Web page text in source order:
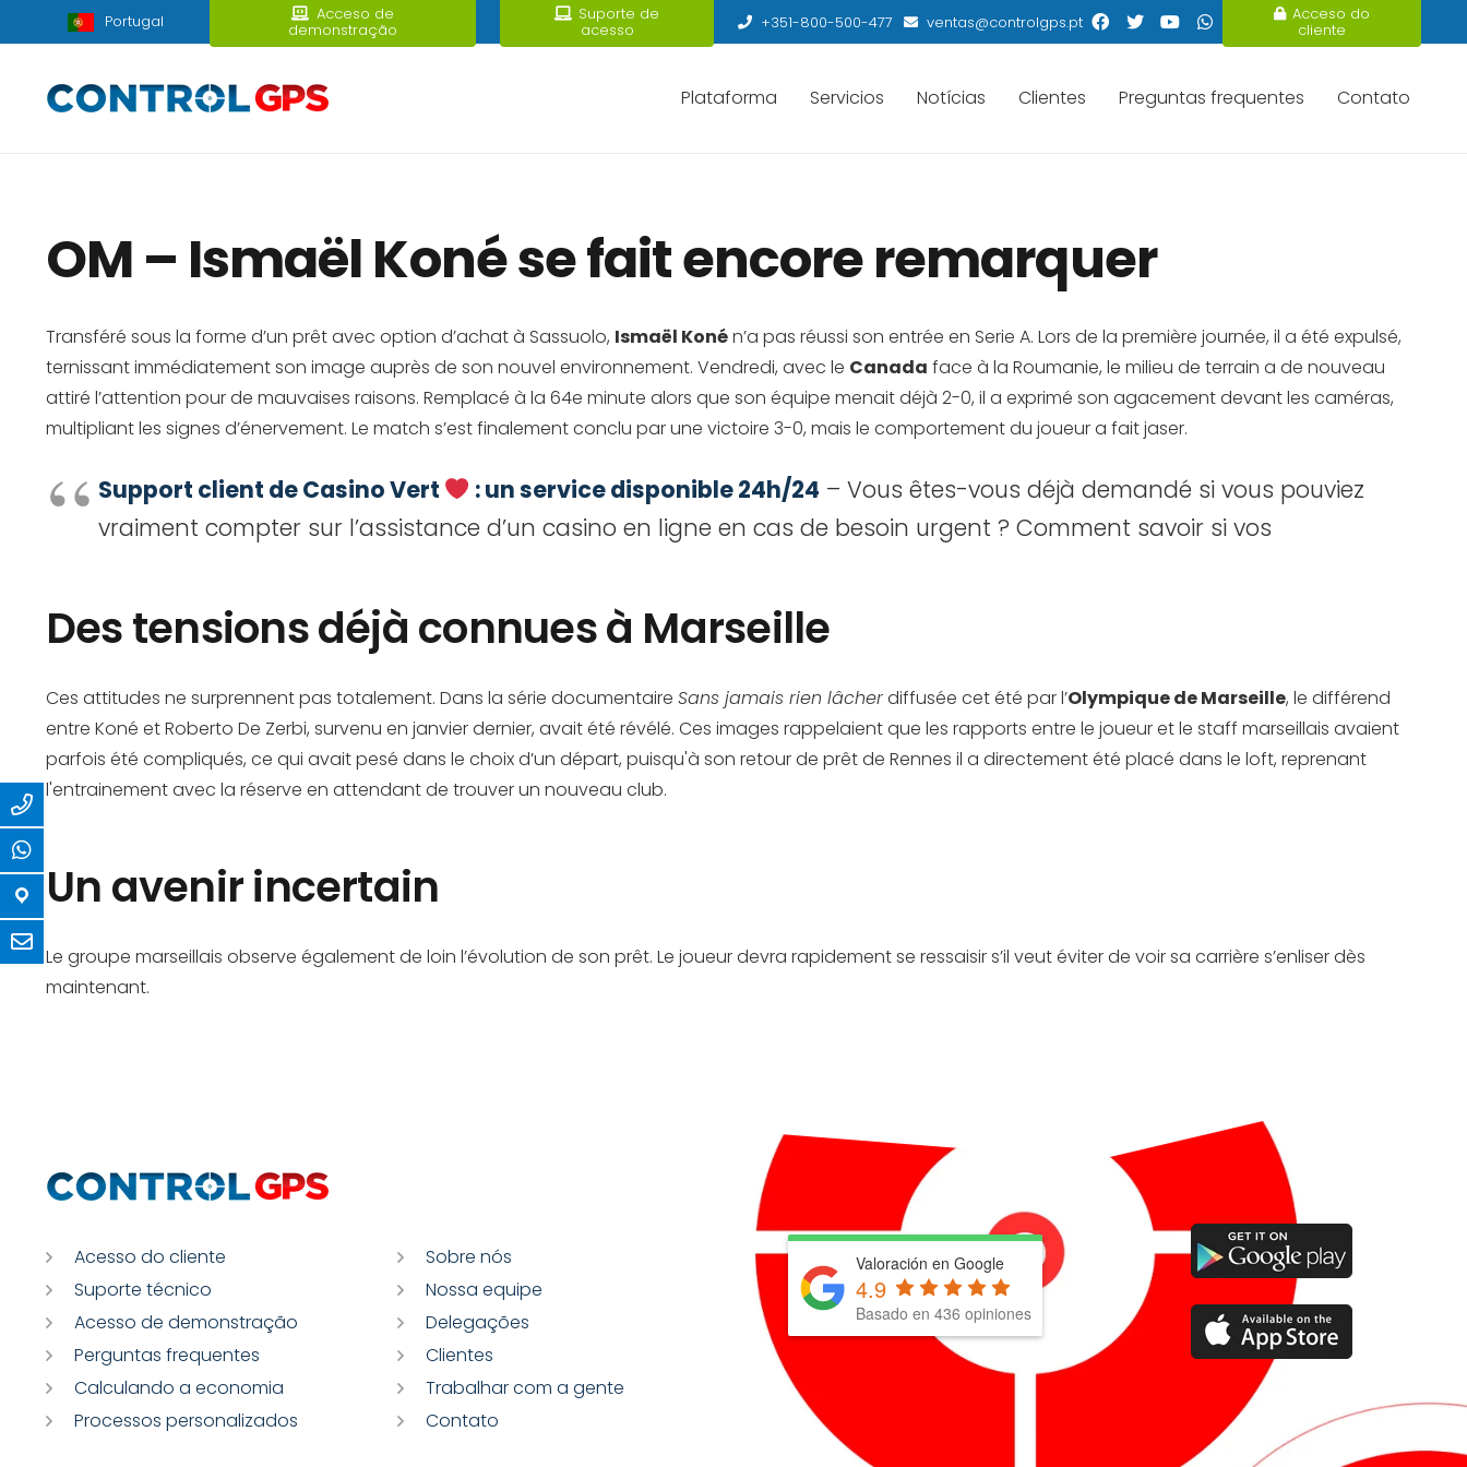
Portugal Acceso de
demonstração
Suporte de
acesso +351-800-500-477 ventas@controlgps.pt Acceso do
cliente
Plataforma Servicios Notícias Clientes Preguntas frequentes Contato
OM – Ismaël Koné se fait encore remarquer
Transféré sous la forme d’un prêt avec option d’achat à Sassuolo, Ismaël Konén’a pas réussi son entrée en Serie A. Lors de la première journée, il a été expulsé,
ternissant immédiatement son image auprès de son nouvel environnement. Vendredi, avec le Canada face à la Roumanie, le milieu de terrain a de nouveau
attiré l’attention pour de mauvaises raisons. Remplacé à la 64e minute alors que son équipe menait déjà 2-0, il a exprimé son agacement devant les caméras,
multipliant les signes d’énervement. Le match s’est finalement conclu par une victoire 3-0, mais le comportement du joueur a fait jaser.
Support client de Casino Vert : un service disponible 24h/24 – Vous êtes-vous déjà demandé si vous pouviez
vraiment compter sur l’assistance d’un casino en ligne en cas de besoin urgent ? Comment savoir si vos
Des tensions déjà connues à Marseille
Ces attitudes ne surprennent pas totalement. Dans la série documentaire Sans jamais rien lâcherdiffusée cet été par l’Olympique de Marseille, le différend
entre Koné et Roberto De Zerbi, survenu en janvier dernier, avait été révélé. Ces images rappelaient que les rapports entre le joueur et le staff marseillais avaient
parfois été compliqués, ce qui avait pesé dans le choix d’un départ, puisqu'à son retour de prêt de Rennes il a directement été placé dans le loft, reprenant
l'entrainement avec la réserve en attendant de trouver un nouveau club.
Un avenir incertain
Le groupe marseillais observe également de loin l’évolution de son prêt. Le joueur devra rapidement se ressaisir s’il veut éviter de voir sa carrière s’enliser dès
maintenant.
Acesso do cliente
Suporte técnico
Acesso de demonstração
Perguntas frequentes
Calculando a economia
Processos personalizados
Sobre nós
Nossa equipe
Delegações
Clientes
Trabalhar com a gente
Contato
Valoración en Google
4.9
Basado en 436 opiniones